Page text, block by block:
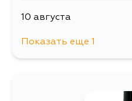
10 августа
Показать еще 1